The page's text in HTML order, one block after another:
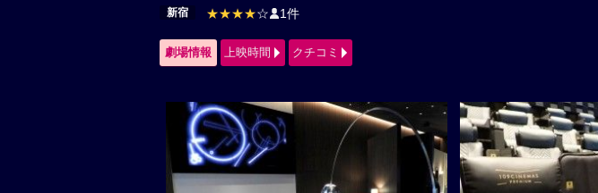
新宿 ★★★★☆ 1件
劇場情報 上映時間 クチコミ